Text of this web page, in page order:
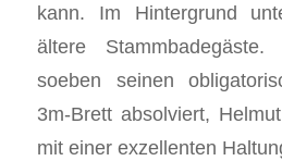
kann. Im Hintergrund
ältere
soeben seinen
3m-Brett absolviert,
mit einer exzellenten